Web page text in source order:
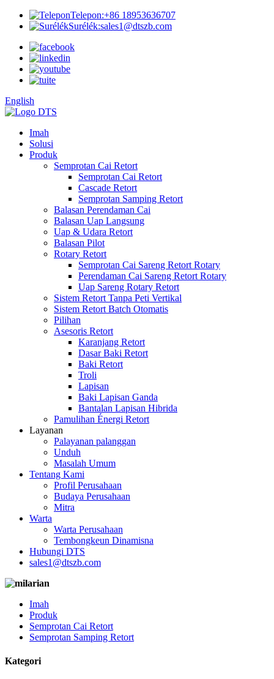
Telepon:+86 18953636707
Surélék:sales1@dtszb.com
English
Imah
Solusi
Produk
Semprotan Cai Retort
Semprotan Cai Retort
Cascade Retort
Semprotan Samping Retort
Balasan Perendaman Cai
Balasan Uap Langsung
Uap & Udara Retort
Balasan Pilot
Rotary Retort
Semprotan Cai Sareng Retort Rotary
Perendaman Cai Sareng Retort Rotary
Uap Sareng Rotary Retort
Sistem Retort Tanpa Peti Vertikal
Sistem Retort Batch Otomatis
Pilihan
Asesoris Retort
Karanjang Retort
Dasar Baki Retort
Baki Retort
Troli
Lapisan
Baki Lapisan Ganda
Bantalan Lapisan Hibrida
Pamulihan Énergi Retort
Layanan
Palayanan palanggan
Unduh
Masalah Umum
Tentang Kami
Profil Perusahaan
Budaya Perusahaan
Mitra
Warta
Warta Perusahaan
Tembongkeun Dinamisna
Hubungi DTS
sales1@dtszb.com
Imah
Produk
Semprotan Cai Retort
Semprotan Samping Retort
Kategori